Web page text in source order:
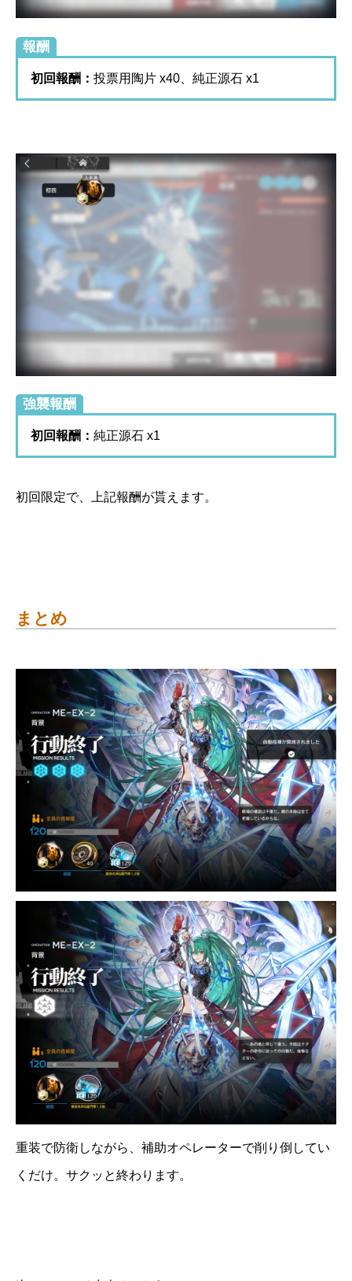
報酬
初回報酬： 投票用陶片 x40、純正源石 x1
強襲報酬
初回報酬： 純正源石 x1
初回限定で、上記報酬が貰えます。
まとめ
重装で防衛しながら、補助オペレーターで削り倒してい
くだけ。サクッと終わります。